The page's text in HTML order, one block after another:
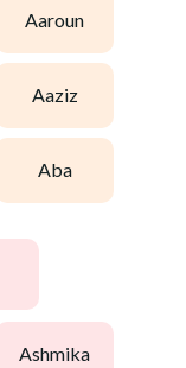
aaroun
aaziz
aba
ashmika